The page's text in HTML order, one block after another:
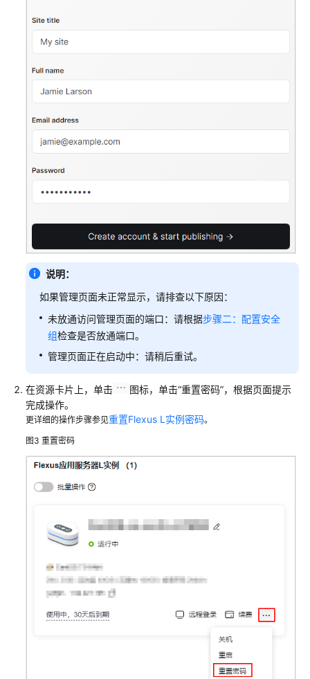
说明：
如果管理页面未正常显示，请排查以下原因：
未放通访问管理页面的端口：请根据步骤二：配置安全
组检查是否放通端口。
管理页面正在启动中：请稍后重试。
在资源卡片上，单击 图标，单击“重置密码”，根据页面提示
完成操作。
更详细的操作步骤参见重置Flexus L实例密码。
图3 重置密码